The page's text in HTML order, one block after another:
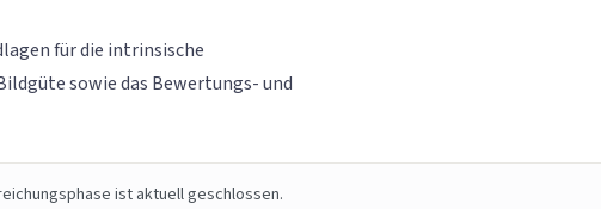
für die intrinsische
sowie das Bewertungs- und
ist aktuell geschlossen.